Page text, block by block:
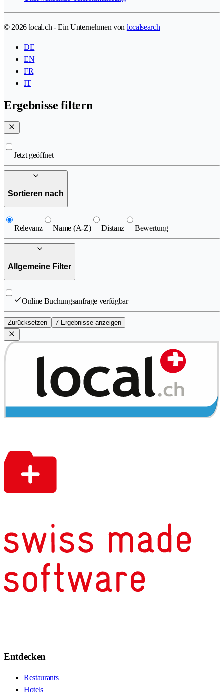
© 2026 local.ch - Ein Unternehmen von localsearch
DE
EN
FR
IT
Ergebnisse filtern
Jetzt geöffnet
Sortieren nach
Relevanz Name (A-Z) Distanz Bewertung
Allgemeine Filter
Online Buchungsanfrage verfügbar
Zurücksetzen 7 Ergebnisse anzeigen
Entdecken
Restaurants
Hotels